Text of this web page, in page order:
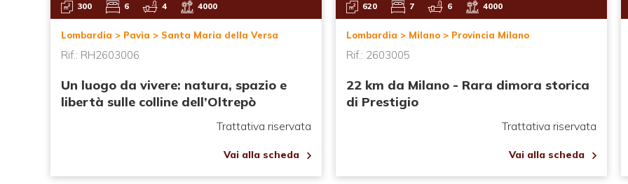
300 6 4 4000
Lombardia > Pavia > Santa Maria della Versa
Rif.: RH2603006
Un luogo da vivere: natura, spazio e
libertà sulle colline dell’Oltrepò
Trattativa riservata
Vai alla scheda
620 7 6 4000
Lombardia > Milano > Provincia Milano
Rif.: 2603005
22 km da Milano - Rara dimora storica
di Prestigio
Trattativa riservata
Vai alla scheda